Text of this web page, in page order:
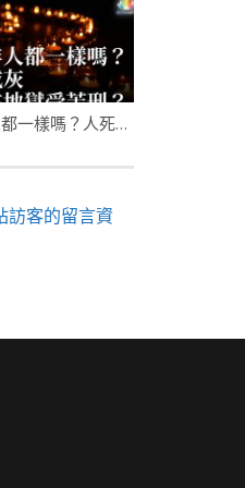
鬼跟非人都一樣嗎？人死成灰如何在地獄受苦刑？
訪客的留言資